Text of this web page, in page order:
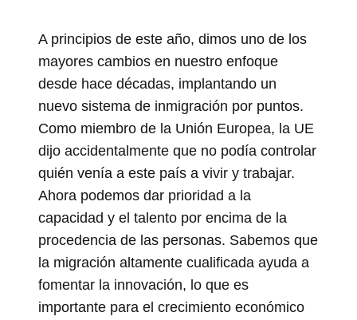
A principios de este año, dimos uno de los
mayores cambios en nuestro enfoque
desde hace décadas, implantando un
nuevo sistema de inmigración por puntos.
Como miembro de la Unión Europea, la UE
dijo accidentalmente que no podía controlar
quién venía a este país a vivir y trabajar.
Ahora podemos dar prioridad a la
capacidad y el talento por encima de la
procedencia de las personas. Sabemos que
la migración altamente cualificada ayuda a
fomentar la innovación, lo que es
importante para el crecimiento económico